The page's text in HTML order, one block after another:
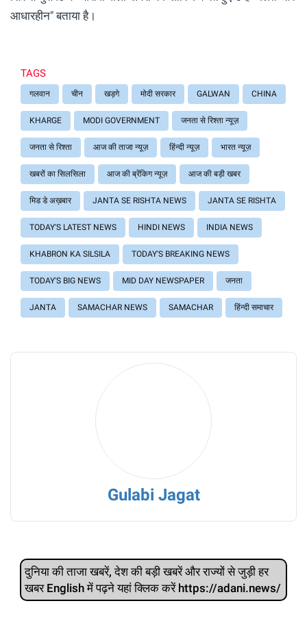
आधारहीन" बताया है।
TAGS
गलवान चीन खड़गे मोदी सरकार GALWAN CHINA
KHARGE MODI GOVERNMENT जनता से रिश्ता न्यूज़
जनता से रिश्ता आज की ताजा न्यूज़ हिंन्दी न्यूज़ भारत न्यूज़
खबरों का सिलसिला आज की ब्रेंकिग न्यूज़ आज की बड़ी खबर
मिड डे अख़बार JANTA SE RISHTA NEWS JANTA SE RISHTA
TODAY'S LATEST NEWS HINDI NEWS INDIA NEWS
KHABRON KA SILSILA TODAY'S BREAKING NEWS
TODAY'S BIG NEWS MID DAY NEWSPAPER जनता
JANTA SAMACHAR NEWS SAMACHAR हिंन्दी समाचार
Gulabi Jagat
दुनिया की ताजा खबरें, देश की बड़ी खबरें और राज्‍यों से जुड़ी हर
खबर English में पढ़ने यहां क्लिक करें https://adani.news/